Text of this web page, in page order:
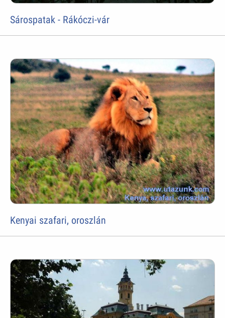
Sárospatak - Rákóczi-vár
Kenyai szafari, oroszlán